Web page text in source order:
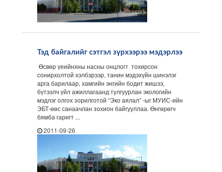
Тэд байгалийг сэтгэл зүрхээрээ мэдэрлээ
Өсвөр үеийнхны насны онцлогт тохирсон
сонирхолтой хэлбэрээр, танин мэдэхүйн шинэлэг
арга барилаар, хамгийн энгийн бодит жишээ,
бүтээлч үйл ажиллагаанд тулгуурлан экологийн
мэдлэг олгох зорилготой “Эко аялал” -ыг МУИС-ийн
ЭБТ-өөс санаачлан зохион байгууллаа. Өнгөрөгч
бямба гаригт ...
2011-09-26